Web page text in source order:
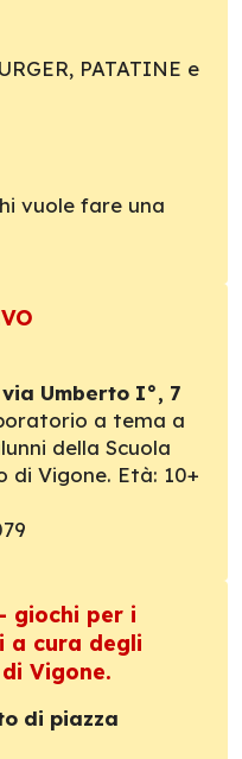
PATATINE e
vuole fare una
Umberto I°, 7
a tema a
della Scuola
di Vigone. Età: 10+
giochi per i
a cura degli
Vigone.
di piazza